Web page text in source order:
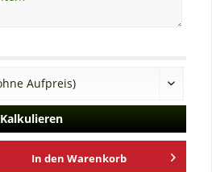
Kalkulieren
In den Warenkorb